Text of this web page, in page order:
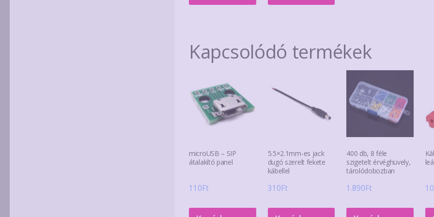
több
A
változatok
termékoldalon
választhatók
több
A
változatok
termékoldalon
választhatók
Kapcsolódó termékek
microUSB – SIP
átalakító panel
110Ft
5.5×2.1mm-es jack
dugó szerelt fekete
kábellel
310Ft
400 db, 8 féle
szigetelt érvéghüvely,
tárolódobozban
1.890Ft